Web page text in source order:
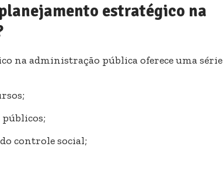
estratégico na
na administração pública oferece uma série
controle social;